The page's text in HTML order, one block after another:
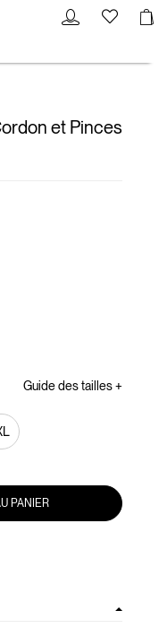
et Pinces
Guide des tailles +
PANIER